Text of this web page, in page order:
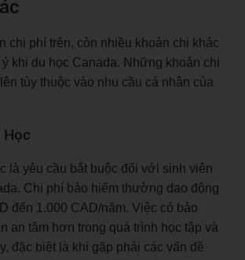
chi phí trên, còn nhiều khoản chi khác
khi du học Canada. Những khoản chi
tùy thuộc vào nhu cầu cá nhân của
Học
là yêu cầu bắt buộc đối với sinh viên
Chi phí bảo hiểm thường dao động
đến 1.000 CAD/năm. Việc có bảo
an tâm hơn trong quá trình học tập và
đặc biệt là khi gặp phải các vấn đề